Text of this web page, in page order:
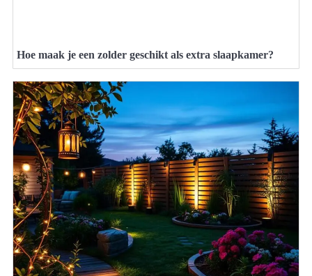
Hoe maak je een zolder geschikt als extra slaapkamer?